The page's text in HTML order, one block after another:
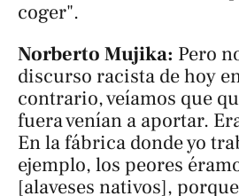
coger".
Norberto Mujika: Pero
discurso racista de hoy
contrario, veíamos que
fuera venían a aportar.
En la fábrica donde yo
ejemplo, los peores
[alaveses nativos],